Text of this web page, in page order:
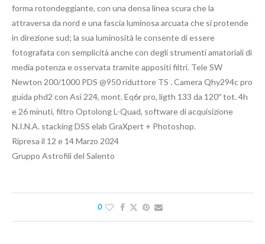
forma rotondeggiante, con una densa linea scura che la
attraversa da nord e una fascia luminosa arcuata che si protende
in direzione sud; la sua luminosità le consente di essere
fotografata con semplicità anche con degli strumenti amatoriali di
media potenza e osservata tramite appositi filtri. Tele SW
Newton 200/1000 PDS @950 riduttore TS . Camera Qhy294c pro
guida phd2 con Asi 224, mont. Eq6r pro, ligth 133 da 120″ tot. 4h
e 26 minuti, filtro Optolong L-Quad, software di acquisizione
N.I.N.A. stacking DSS elab GraXpert + Photoshop.
Ripresa il 12 e 14 Marzo 2024
Gruppo Astrofili del Salento
0